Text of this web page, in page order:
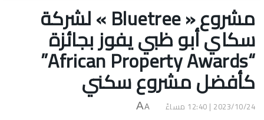
مشروع « Bluetree » لشركة
سكاي أبو ظبي يفوز بجائزة
“African Property Awards”
كأفضل مشروع سكني
2023/10/24 | 12:40 مساءً A
A